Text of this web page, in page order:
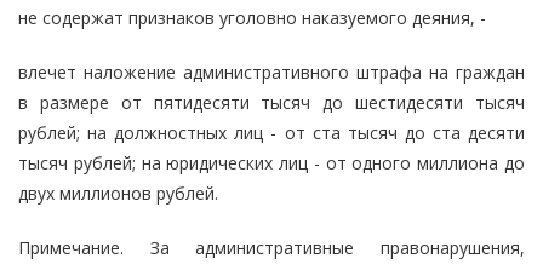
не содержат признаков уголовно наказуемого деяния, -
влечет наложение административного штрафа на граждан
в размере от пятидесяти тысяч до шестидесяти тысяч
рублей; на должностных лиц - от ста тысяч до ста десяти
тысяч рублей; на юридических лиц - от одного миллиона до
двух миллионов рублей.
Примечание. За административные правонарушения,